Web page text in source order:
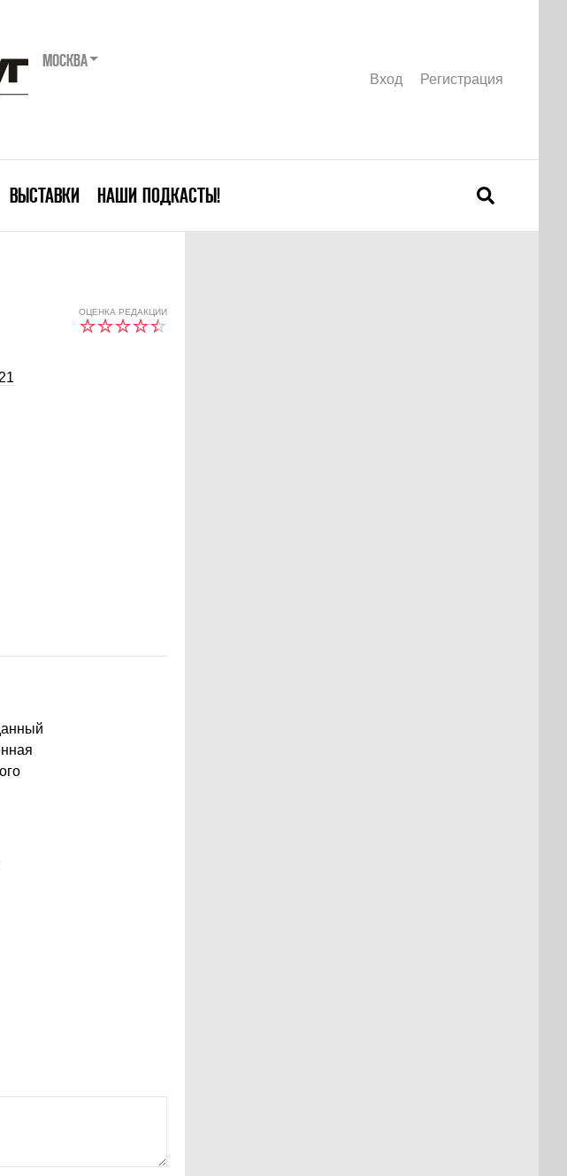
МОСКВА
Вход Регистрация
ВЫСТАВКИ НАШИ ПОДКАСТЫ!
ОЦЕНКА РЕДАКЦИИ